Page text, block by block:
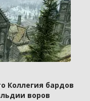
Коллегия бардов
воров